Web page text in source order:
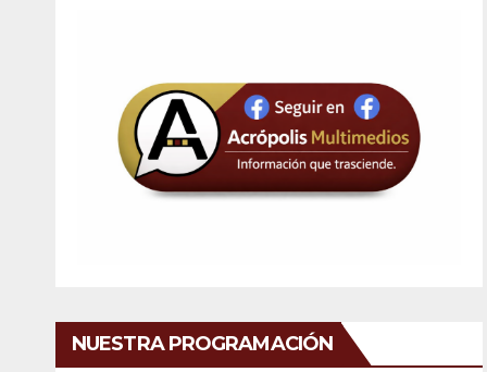
NUESTRA PROGRAMACIÓN